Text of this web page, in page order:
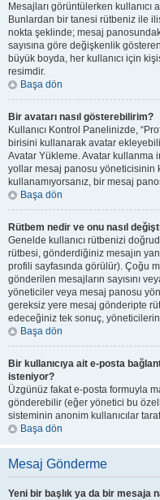
Mesajları görüntülerken
Bunlardan bir tanesi rütbeniz ile
nokta şeklinde; mesaj
sayısına göre değişkenlik
büyük boyda, her kullanıcı için
resimdir.
Başa dön
Bir avatarı nasıl gösterebilirim?
Kullanıcı Kontrol Panelinizde,
birisini kullanarak avatar
Avatar Yükleme. Avatar kullanma
yollar mesaj panosu yöneticisinin
kullanamıyorsanız, bir mesaj
Başa dön
Rütbem nedir ve onu nasıl
Genelde kullanıcı rütbenizi
rütbesi, gönderdiğiniz mesajın
profili sayfasında görülür). Çoğu
gönderilen mesajların sayısını
yöneticiler veya mesaj panosu
gereksiz yere mesaj gönderipte
edeceğiniz tek sonuç, yöneticilerin
Başa dön
Bir kullanıcıya ait e-posta
isteniyor?
Üzgünüz fakat e-posta formuyla
gönderebilir (eğer yönetici bu
sisteminin anonim kullanıcılar
Başa dön
Mesaj Gönderme
Yeni bir başlık ya da bir mesaja